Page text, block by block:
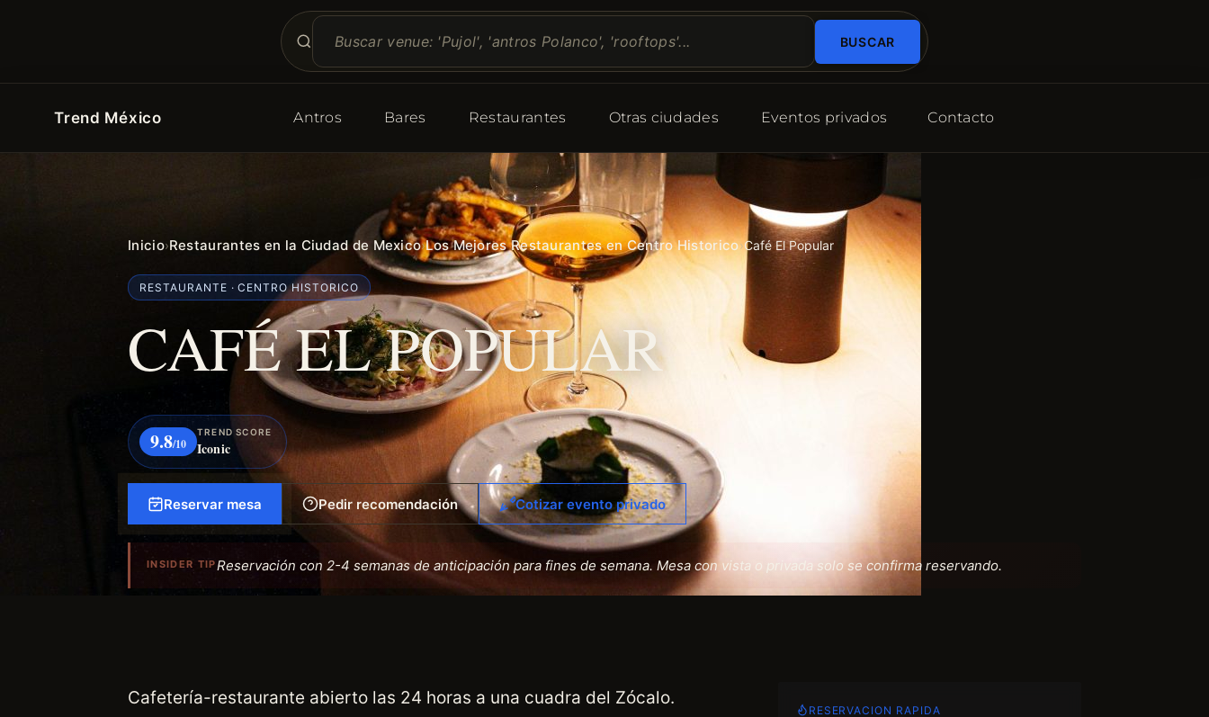
BUSCAR
Trend México Antros Bares Restaurantes Otras ciudades Eventos privados Contacto
Inicio›Restaurantes en la Ciudad de Mexico›Los Mejores Restaurantes en Centro Historico›Café El Popular
RESTAURANTE · CENTRO HISTORICO
CAFÉ EL POPULAR
9.8/10
TREND SCORE
Iconic
Reservar mesa Pedir recomendación Cotizar evento privado
INSIDER TIPReservación con 2-4 semanas de anticipación para fines de semana. Mesa con vista o privada solo se confirma reservando.
Cafetería-restaurante abierto las 24 horas a una cuadra del Zócalo.
RESERVACION RAPIDA